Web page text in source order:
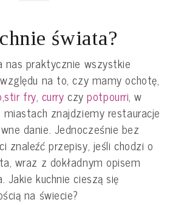
świata?
nas praktycznie wszystkie
na to, czy mamy ochotę,
,stir fry, curry czypotpourri, w
znajdziemy restauracje
danie. Jednocześnie bez
znaleźć przepisy, jeśli chodzi o
wraz z dokładnym opisem
Jakie kuchnie cieszą się
na świecie?